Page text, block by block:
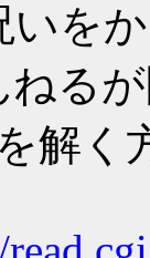
いを
る
解く